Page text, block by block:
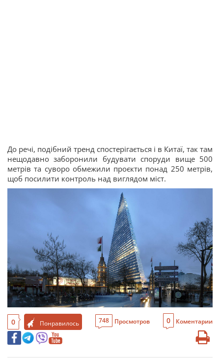
До речі, подібний тренд спостерігається і в Китаї, так там
нещодавно заборонили будувати споруди вище 500
метрів та суворо обмежили проєкти понад 250 метрів,
щоб посилити контроль над виглядом міст.
0 Понравилось 748 Просмотров 0 Коментарии